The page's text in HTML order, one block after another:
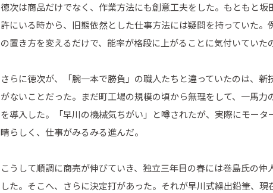
徳次は商品だけでなく、作業方法にも創意工夫をした。もともと坂
許にいる時から、旧態依然とした仕事方法には疑問を持っていた。
の置き方を変えるだけで、能率が格段に上がることに気付いていた
さらに徳次が、「腕一本で勝負」の職人たちと違っていたのは、新
がないことだった。まだ町工場の規模の頃から無理をして、一馬力
を導入した。「早川の機械気ちがい」と噂されたが、実際にモータ
晴らしく、仕事がみるみる進んだ。
こうして順調に商売が伸びていき、独立三年目の春には巻島氏の仲
した。そこへ、さらに決定打があった。それが早川式繰出鉛筆、現